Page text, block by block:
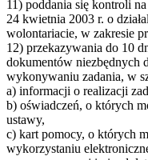
11) poddania się kontroli
24 kwietnia 2003 r. o
wolontariacie, w zakresie
12) przekazywania do 10
dokumentów niezbędnych
wykonywaniu zadania, w
a) informacji o realizacji
b) oświadczeń, o których
ustawy,
c) kart pomocy, o których
wykorzystaniu